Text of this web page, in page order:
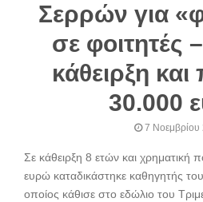
Σερρών για
σε φοιτητές
κάθειρξη
30.000
7 Νοεμβρίου
Σε κάθειρξη 8 ετών και χρηματική
ευρώ καταδικάστηκε καθηγητής
οποίος κάθισε στο εδώλιο του